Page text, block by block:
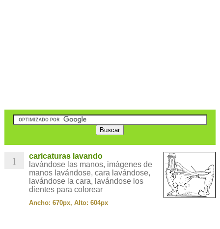
1
caricaturas lavando
lavándose las manos, imágenes de
manos lavándose, cara lavándose,
lavándose la cara, lavándose los
dientes para colorear
Ancho: 670px, Alto: 604px